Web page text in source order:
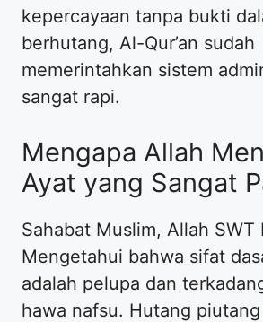
kepercayaan tanpa bukti
berhutang, Al-Qur’an sudah
memerintahkan sistem
sangat rapi.
Mengapa Allah
Ayat yang Sangat
Sahabat Muslim, Allah SWT
Mengetahui bahwa sifat
adalah pelupa dan
hawa nafsu. Hutang